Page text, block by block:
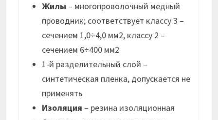
Жилы – многопроволочный медный
проводник; соответствует классу 3 –
сечением 1,0÷4,0 мм2, классу 2 –
сечением 6÷400 мм2
1-й разделительный слой –
синтетическая пленка, допускается не
применять
Изоляция – резина изоляционная